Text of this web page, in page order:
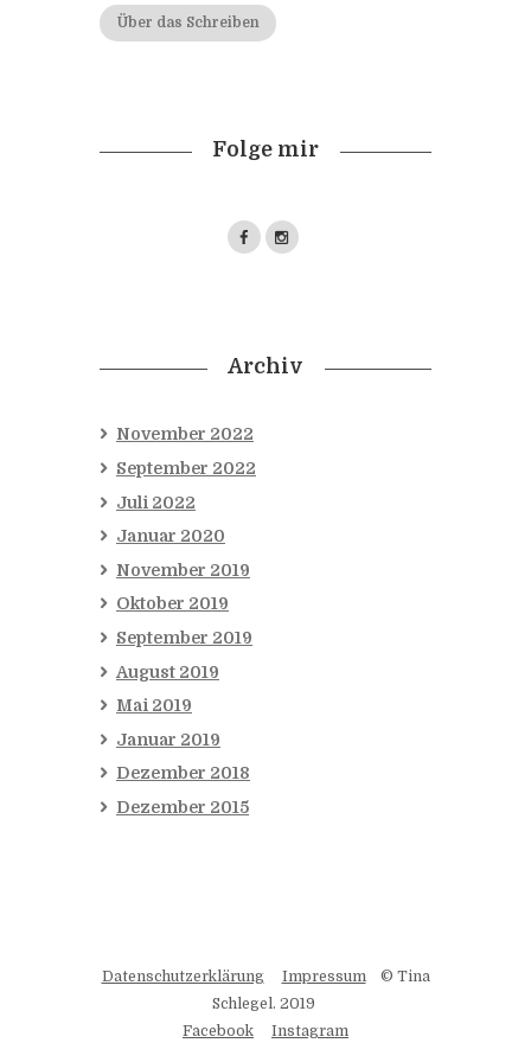
Über das Schreiben
Folge mir
Archiv
November 2022
September 2022
Juli 2022
Januar 2020
November 2019
Oktober 2019
September 2019
August 2019
Mai 2019
Januar 2019
Dezember 2018
Dezember 2015
Datenschutzerklärung Impressum© Tina
Schlegel. 2019
Facebook
Instagram